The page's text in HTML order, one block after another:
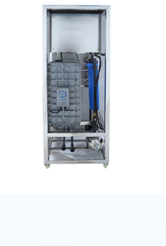
MK-TC100 EDI超纯水
处理设备